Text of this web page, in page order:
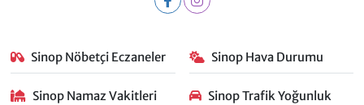
Sinop Nöbetçi Eczaneler Sinop Hava Durumu
Sinop Namaz Vakitleri
Sinop Trafik Yoğunluk